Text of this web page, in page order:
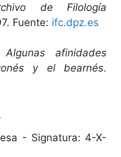
de Filología
Fuente: ifc.dpz.es
Algunas afinidades
y el bearnés.
- Signatura: 4-X-